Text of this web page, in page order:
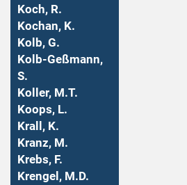
Koch, R.
Kochan, K.
Kolb, G.
Kolb-Geßmann,
S.
Koller, M.T.
Koops, L.
Krall, K.
Kranz, M.
Krebs, F.
Krengel, M.D.